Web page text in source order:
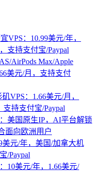
VPS：10.99美元/年，
支持支付宝/Paypal
AirPods Max/Apple
美元/月，支持支付
VPS：1.66美元/月，
持支付宝/Paypal
美国原生IP，AI平台解锁
面向欧洲用户
美元/年，美国/加拿大机
/Paypal
10美元/年，1.66美元/